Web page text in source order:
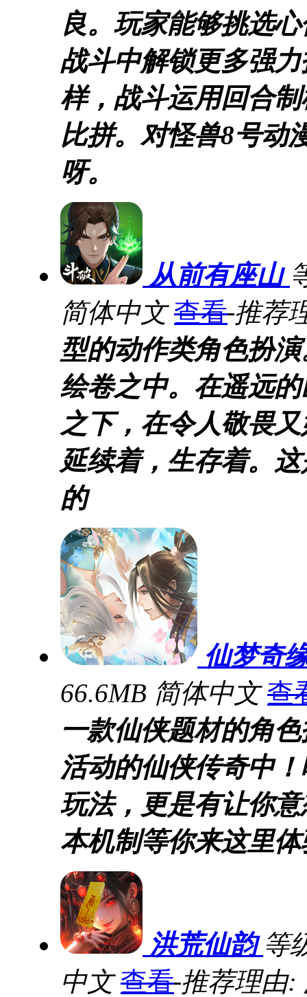
良。玩家能够挑选
战斗中解锁更多强
样，战斗运用回合
比拼。对怪兽8号动
呀。
从前有座山
简体中文 查看 推荐
型的动作类角色扮
绘卷之中。在遥远
之下，在令人敬畏
延续着，生存着。
的
仙梦奇
66.6MB 简体中文 查
一款仙侠题材的角
活动的仙侠传奇中
玩法，更是有让你
本机制等你来这里
洪荒仙韵 等
中文 查看 推荐理由: